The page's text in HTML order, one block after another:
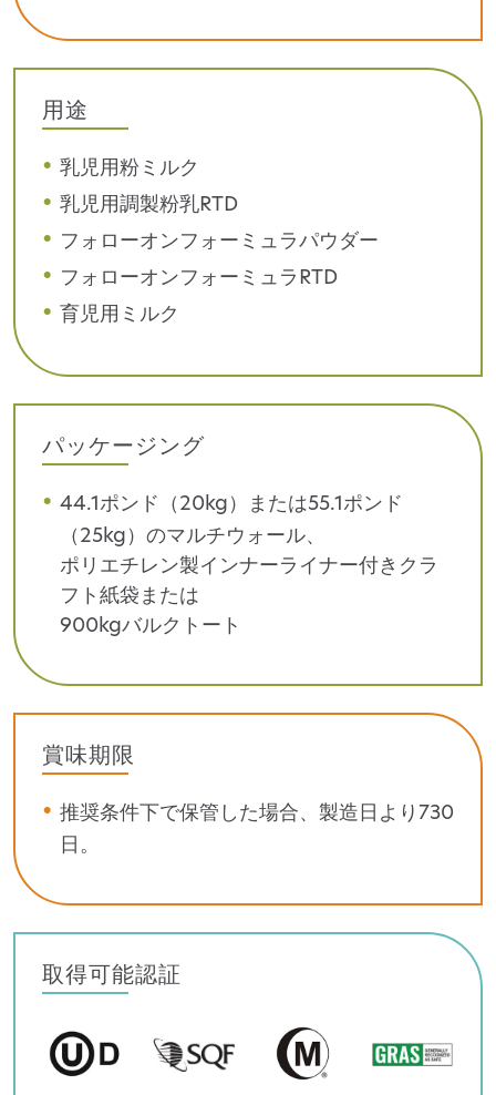
用途
乳児用粉ミルク
乳児用調製粉乳RTD
フォローオンフォーミュラパウダー
フォローオンフォーミュラRTD
育児用ミルク
パッケージング
44.1ポンド（20kg）または55.1ポンド
（25kg）のマルチウォール、
ポリエチレン製インナーライナー付きクラ
フト紙袋または
900kgバルクトート
賞味期限
推奨条件下で保管した場合、製造日より730
日。
取得可能認証